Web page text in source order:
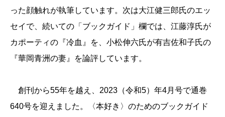
った顔触れが執筆しています。次は大江健三郎氏のエッ
セイで、続いての「ブックガイド」欄では、江藤淳氏が
カポーティの『冷血』を、小松伸六氏が有吉佐和子氏の
『華岡青洲の妻』を論評しています。
創刊から55年を越え、2023（令和5）年4月号で通巻
640号を迎えました。〈本好き〉のためのブックガイド